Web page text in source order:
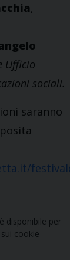
,
Ufficio
sociali.
saranno
disponibile per
sui cookie